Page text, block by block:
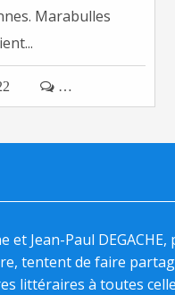
Marabulles
 …
et Jean-Paul
tentent de faire
littéraires à toutes